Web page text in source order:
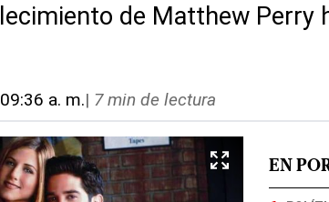
de Matthew Perry
a. m.| 7 min de lectura
EN